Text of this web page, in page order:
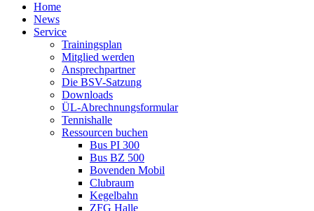
Home
News
Service
Trainingsplan
Mitglied werden
Ansprechpartner
Die BSV-Satzung
Downloads
ÜL-Abrechnungsformular
Tennishalle
Ressourcen buchen
Bus PI 300
Bus BZ 500
Bovenden Mobil
Clubraum
Kegelbahn
ZFG Halle